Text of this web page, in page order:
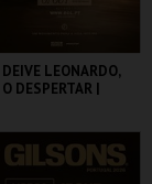
DEIVE LEONARDO,
O DESPERTAR |
COLISEU DE LISBOA